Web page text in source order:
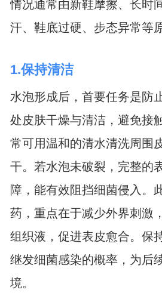
情况通常由新鞋摩擦、长时
汗、鞋底过硬、步态异常等
1.保持清洁
水泡形成后，首要任务是防
处皮肤干燥与清洁，避免接
常可用温和的清水清洗周围
干。若水泡未破裂，完整的
障，能有效阻挡细菌侵入。
药，重点在于减少外界刺激
组织液，促进表皮愈合。保
继发细菌感染的概率，为后
境。